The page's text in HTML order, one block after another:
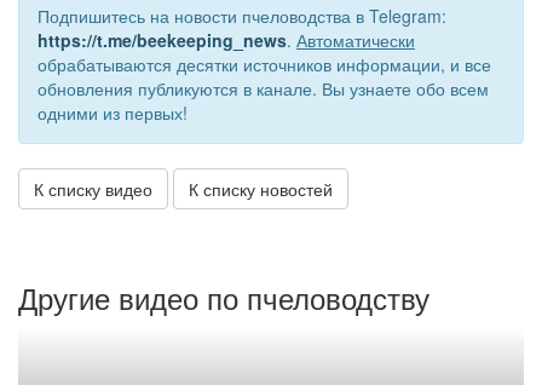
Подпишитесь на новости пчеловодства в Telegram:
https://t.me/beekeeping_news. Автоматически
обрабатываются десятки источников информации, и все
обновления публикуются в канале. Вы узнаете обо всем
одними из первых!
К списку видео К списку новостей
Другие видео по пчеловодству